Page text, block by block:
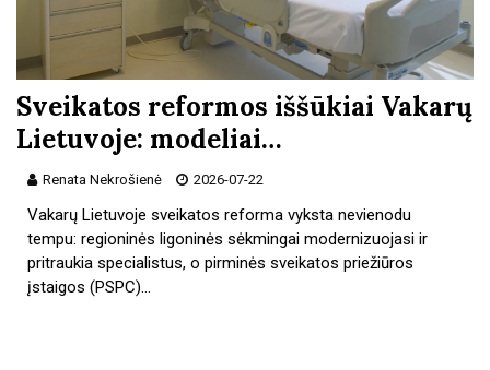
Sveikatos reformos iššūkiai Vakarų
Lietuvoje: modeliai…
Renata Nekrošienė 2026-07-22
Vakarų Lietuvoje sveikatos reforma vyksta nevienodu
tempu: regioninės ligoninės sėkmingai modernizuojasi ir
pritraukia specialistus, o pirminės sveikatos priežiūros
įstaigos (PSPC)…